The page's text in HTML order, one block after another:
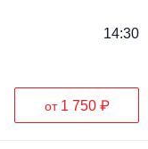
14:30
от 1 750 ₽